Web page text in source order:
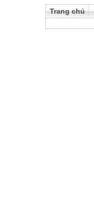
Trang chủ